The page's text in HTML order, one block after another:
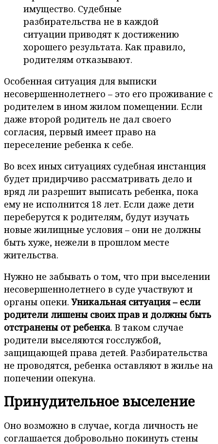
имущество. Судебные
разбирательства не в каждой
ситуации приводят к достижению
хорошего результата. Как правило,
родителям отказывают.
Особенная ситуация для выписки
несовершеннолетнего – это его проживание с
родителем в ином жилом помещении. Если
даже второй родитель не дал своего
согласия, первый имеет право на
переселение ребенка к себе.
Во всех иных ситуациях судебная инстанция
будет придирчиво рассматривать дело и
вряд ли разрешит выписать ребенка, пока
ему не исполнится 18 лет. Если даже дети
переберутся к родителям, будут изучать
новые жилищные условия – они не должны
быть хуже, нежели в прошлом месте
жительства.
Нужно не забывать о том, что при выселении
несовершеннолетнего в суде участвуют и
органы опеки.Уникальная ситуация – если
родители лишены своих прав и должны быть
отстранены от ребенка. В таком случае
родители выселяются госслужбой,
защищающей права детей. Разбирательства
не проводятся, ребенка оставляют в жилье на
попечении опекуна.
Принудительное выселение
Оно возможно в случае, когда личность не
соглашается добровольно покинуть стены